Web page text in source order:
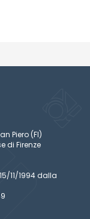
Piero (FI)
di Firenze
11/1994 dalla